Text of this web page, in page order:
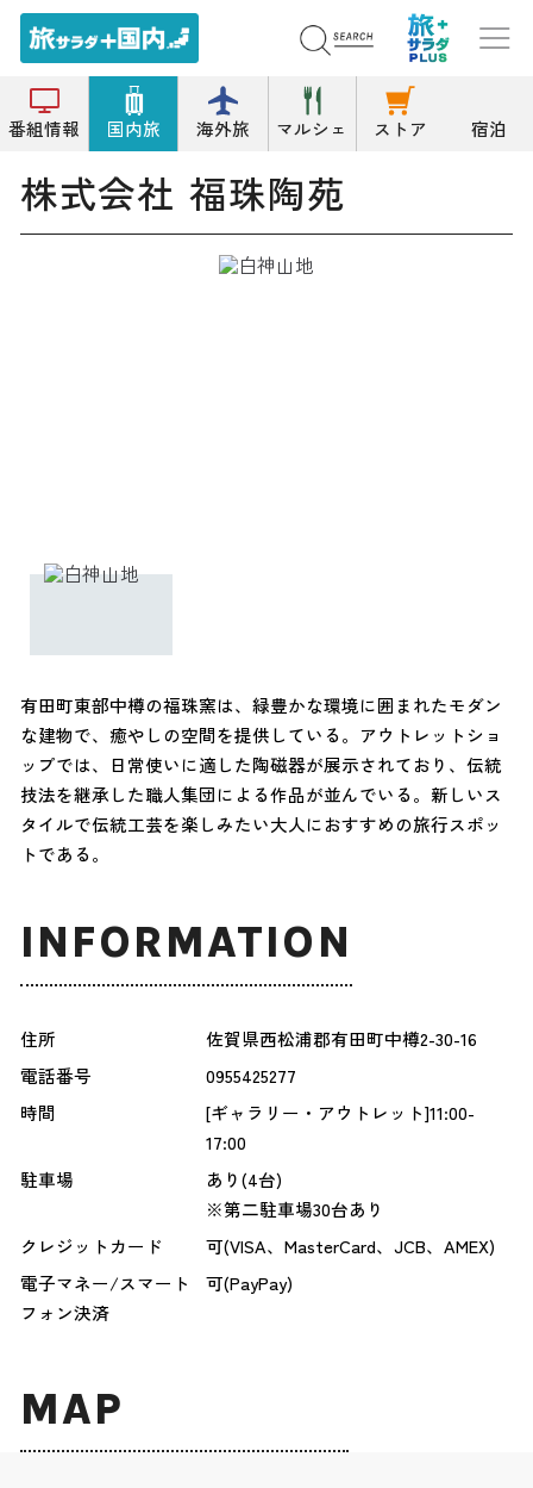
番組情報 国内旅 海外旅 マルシェ ストア 宿泊
トップ 窯業/土石/金属 株式会社 福珠陶苑
株式会社 福珠陶苑
有田町東部中樽の福珠窯は、緑豊かな環境に囲まれたモダン
な建物で、癒やしの空間を提供している。アウトレットショ
ップでは、日常使いに適した陶磁器が展示されており、伝統
技法を継承した職人集団による作品が並んでいる。新しいス
タイルで伝統工芸を楽しみたい大人におすすめの旅行スポッ
トである。
INFORMATION
住所
佐賀県西松浦郡有田町中樽2-30-16
電話番号
0955425277
時間
[ギャラリー・アウトレット]11:00-
17:00
駐車場
あり(4台)
※第二駐車場30台あり
クレジットカード
可(VISA、MasterCard、JCB、AMEX)
電子マネー/スマート
フォン決済
可(PayPay)
MAP